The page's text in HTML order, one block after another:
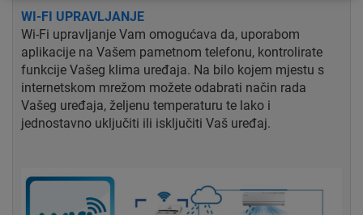
WI-FI UPRAVLJANJE
Wi-Fi upravljanje Vam omogućava da, uporabom
aplikacije na Vašem pametnom telefonu, kontrolirate
funkcije Vašeg klima uređaja. Na bilo kojem mjestu s
internetskom mrežom možete odabrati način rada
Vašeg uređaja, željenu temperaturu te lako i
jednostavno uključiti ili isključiti Vaš uređaj.